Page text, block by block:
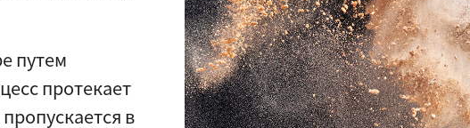
путем
протекает
в